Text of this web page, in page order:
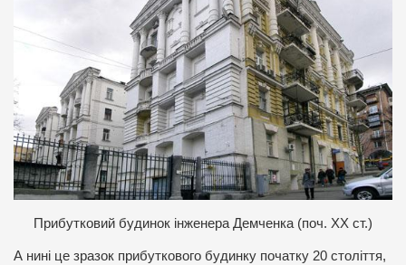
Прибутковий будинок інженера Демченка (поч. ХХ ст.)
А нині це зразок прибуткового будинку початку 20 століття,